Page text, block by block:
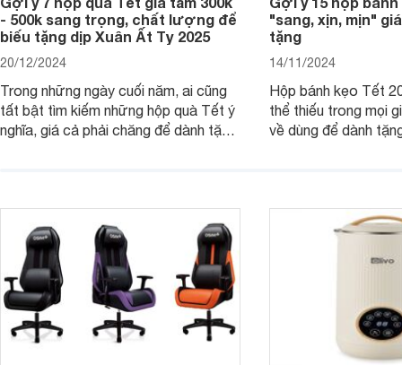
- 500k sang trọng, chất lượng để
biếu tặng dịp Xuân Ất Tỵ 2025
20/12/2024
Trong những ngày cuối năm, ai cũng
tất bật tìm kiếm những hộp quà Tết ý
nghĩa, giá cả phải chăng để dành tặng
- 500k đẹp mắt nhé.
"sang, xịn, mịn"
tặng
14/11/2024
Hộp bánh kẹo Tết
thể thiếu trong mọi
về dùng để dành
2025 mới vừa sang,
mua sắm cuối năm.